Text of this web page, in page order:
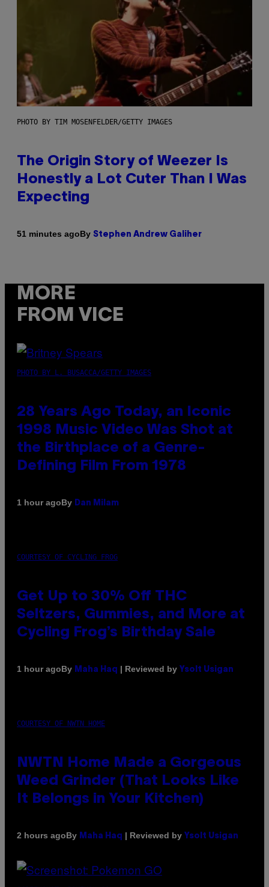
PHOTO BY TIM MOSENFELDER/GETTY IMAGES
The Origin Story of Weezer Is
Honestly a Lot Cuter Than I Was
Expecting
51 minutes agoBy Stephen Andrew Galiher
MORE
FROM VICE
PHOTO BY L. BUSACCA/GETTY IMAGES
28 Years Ago Today, an Iconic
1998 Music Video Was Shot at
the Birthplace of a Genre-
Defining Film From 1978
1 hour agoBy Dan Milam
COURTESY OF CYCLING FROG
Get Up to 30% Off THC
Seltzers, Gummies, and More at
Cycling Frog’s Birthday Sale
1 hour agoBy Maha Haq | Reviewed by Ysolt Usigan
COURTESY OF NWTN HOME
NWTN Home Made a Gorgeous
Weed Grinder (That Looks Like
It Belongs in Your Kitchen)
2 hours agoBy Maha Haq | Reviewed by Ysolt Usigan